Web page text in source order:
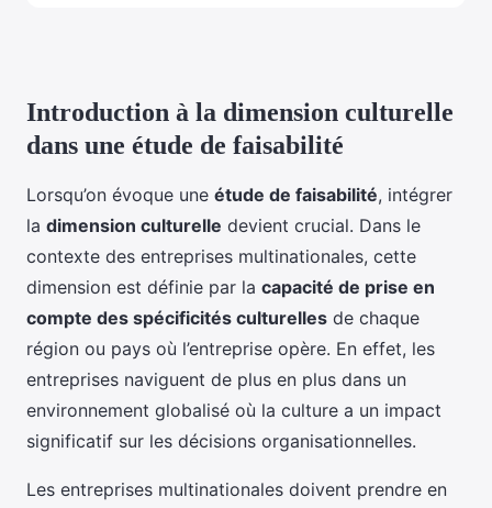
Introduction à la dimension culturelle
dans une étude de faisabilité
Lorsqu’on évoque une étude de faisabilité, intégrer
la dimension culturelle devient crucial. Dans le
contexte des entreprises multinationales, cette
dimension est définie par la capacité de prise en
compte des spécificités culturelles de chaque
région ou pays où l’entreprise opère. En effet, les
entreprises naviguent de plus en plus dans un
environnement globalisé où la culture a un impact
significatif sur les décisions organisationnelles.
Les entreprises multinationales doivent prendre en